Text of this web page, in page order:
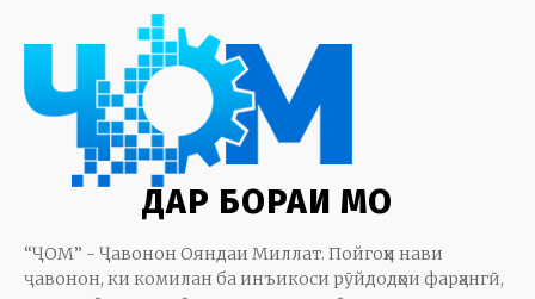
ДАР БОРАИ МО
“ҶОМ” - Ҷавонон Ояндаи Миллат. Пойгоҳи нави
ҷавонон, ки комилан ба инъикоси рӯйдодҳои фарҳангӣ,